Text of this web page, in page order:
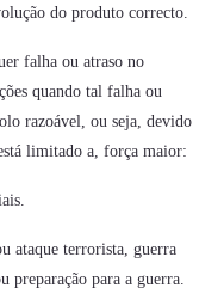
do produto correcto.
falha ou atraso no
quando tal falha ou
razoável, ou seja, devido
limitado a, força maior:
ataque terrorista, guerra
preparação para a guerra.